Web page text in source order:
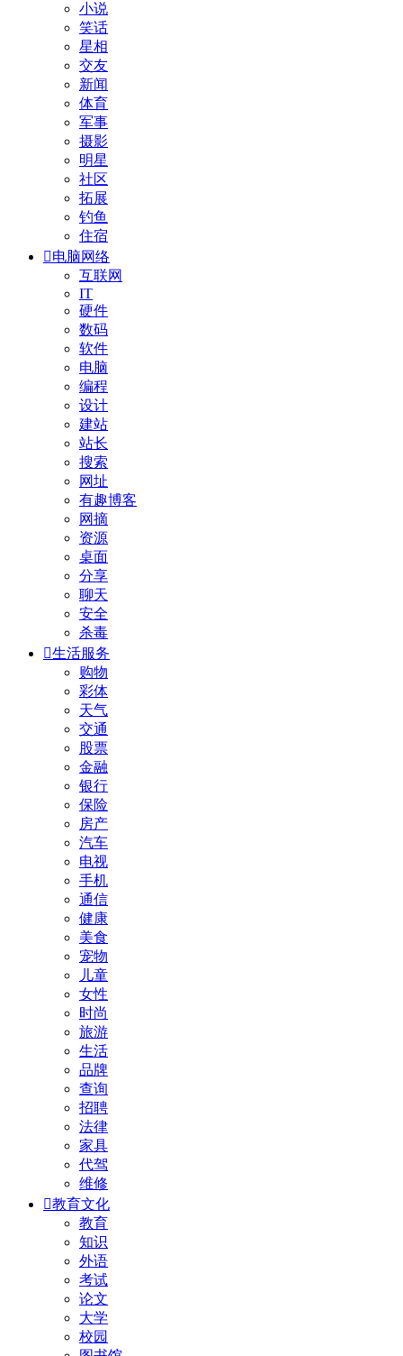
小说
笑话
星相
交友
新闻
体育
军事
摄影
明星
社区
拓展
钓鱼
住宿
电脑网络
互联网
IT
硬件
数码
软件
电脑
编程
设计
建站
站长
搜索
网址
有趣博客
网摘
资源
桌面
分享
聊天
安全
杀毒
生活服务
购物
彩体
天气
交通
股票
金融
银行
保险
房产
汽车
电视
手机
通信
健康
美食
宠物
儿童
女性
时尚
旅游
生活
品牌
查询
招聘
法律
家具
代驾
维修
教育文化
教育
知识
外语
考试
论文
大学
校园